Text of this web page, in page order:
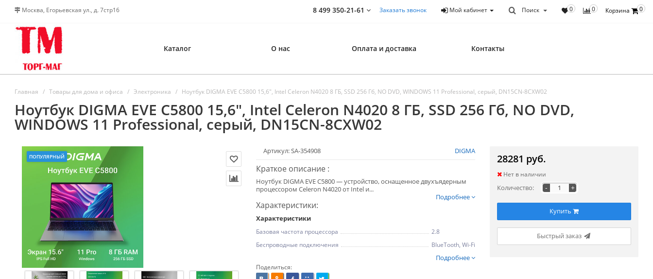
Москва, Егорьевская ул., д. 7стр16 Корзина 0
0
0
Поиск
Мой кабинет
8 499 350-21-61 Заказать звонок
Каталог О нас Оплата и доставка Контакты
Главная Товары для дома и офиса Электроника Ноутбук DIGMA EVE C5800 15,6", Intel Celeron N4020 8 ГБ, SSD 256 Гб, NO DVD, WINDOWS 11 Professional, серый, DN15CN-8CXW02
Ноутбук DIGMA EVE C5800 15,6", Intel Celeron N4020 8 ГБ, SSD 256 Гб, NO DVD,
WINDOWS 11 Professional, серый, DN15CN-8CXW02
ПОПУЛЯРНЫЙ
Артикул: SA-354908 DIGMA
Краткое описание :
Ноутбук DIGMA EVE C5800 — устройство, оснащенное двухъядерным
процессором Celeron N4020 от Intel и...
Подробнее
Характеристики:
Характеристики
Базовая частота процессора
2.8
Беспроводные подключения
BlueTooth, Wi-Fi
Подробнее
Поделиться:
28281 руб.
Нет в наличии
Количество: - +
Купить
Быстрый заказ